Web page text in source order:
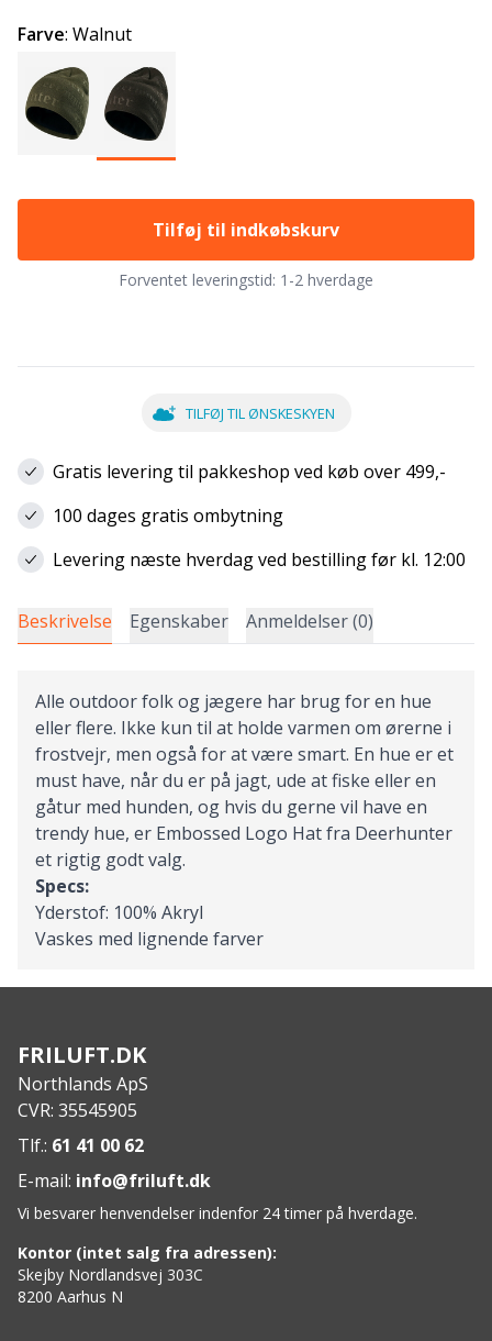
Farve: Walnut
Tilføj til indkøbskurv
Forventet leveringstid: 1-2 hverdage
TILFØJ TIL ØNSKESKYEN
Gratis levering til pakkeshop ved køb over 499,-
100 dages gratis ombytning
Levering næste hverdag ved bestilling før kl. 12:00
Beskrivelse Egenskaber Anmeldelser (0)
Alle outdoor folk og jægere har brug for en hue
eller flere. Ikke kun til at holde varmen om ørerne i
frostvejr, men også for at være smart. En hue er et
must have, når du er på jagt, ude at fiske eller en
gåtur med hunden, og hvis du gerne vil have en
trendy hue, er Embossed Logo Hat fra Deerhunter
et rigtig godt valg.
Specs:
Yderstof: 100% Akryl
Vaskes med lignende farver
FRILUFT.DK
Northlands ApS
CVR: 35545905
Tlf.: 61 41 00 62
E-mail: info@friluft.dk
Vi besvarer henvendelser indenfor 24 timer på hverdage.
Kontor (intet salg fra adressen):
Skejby Nordlandsvej 303C
8200 Aarhus N